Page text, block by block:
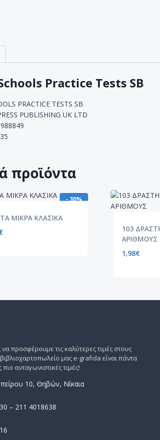
Practice Tests SB
PRACTICE TESTS SB
PUBLISHING UK LTD
προϊόντα
- 30%
ΜΙΚΡΑ ΚΛΑΣΙΚΑ
103
ΑΡΙΘΜΟΥΣ
1,98€
προσφέρουμε τις καλύτερες τιμές στους
μας e-grafida είναι πάντα
πιο ανταγωνιστικές τιμές!
10, Θηβών, Νίκαια
– 211 4018638